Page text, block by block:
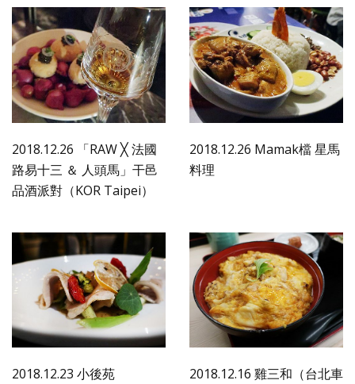
2018.12.26 「RAW ╳ 法國
路易十三 ＆ 人頭馬」干邑
品酒派對（KOR Taipei）
2018.12.26 Mamak檔 星馬
料理
2018.12.23 小後苑
2018.12.16 雞三和（台北車